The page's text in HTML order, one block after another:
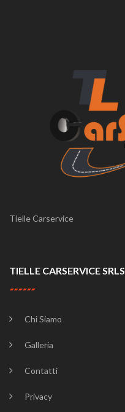
Tielle Carservice
TIELLE CARSERVICE SRLS
Chi Siamo
Galleria
Contatti
Privacy